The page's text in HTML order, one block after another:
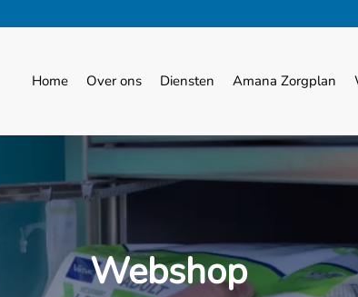
Home Over ons Diensten Amana Zorgplan
Webshop